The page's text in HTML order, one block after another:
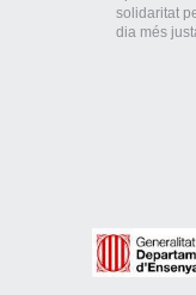
solidaritat
dia més